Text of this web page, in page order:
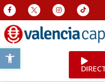
Abrir barra de herramientas